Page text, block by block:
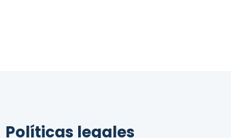
Políticas legales